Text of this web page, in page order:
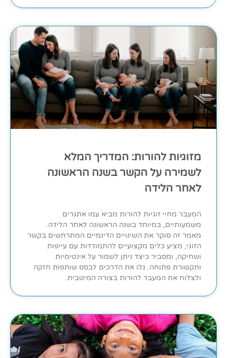
מזוגיות להורות: המדריך המלא
לשמירה על הקשר בשנה הראשונה
לאחר הלידה
המעבר מחיי זוגיות להורות מביא עמו אתגרים
משמעותיים, במיוחד בשנה הראשונה לאחר הלידה.
מאמר זה סוקר את השינויים הדינמיים המתרחשים בקשר
הזוגי, מציע כלים מקצועיים להתמודדות עם עייפות
ושחיקה, ומסביר כיצד ניתן לשמור על אינטימיות
ותקשורת פתוחה. גלו את הדרכים לבסס שותפות חזקה
ולצלוח את המעבר להורות בצורה המיטבית.